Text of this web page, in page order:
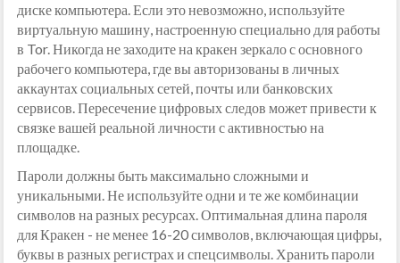
диске компьютера. Если это невозможно, используйте
виртуальную машину, настроенную специально для работы
в Tor. Никогда не заходите на кракен зеркало с основного
рабочего компьютера, где вы авторизованы в личных
аккаунтах социальных сетей, почты или банковских
сервисов. Пересечение цифровых следов может привести к
связке вашей реальной личности с активностью на
площадке.
Пароли должны быть максимально сложными и
уникальными. Не используйте одни и те же комбинации
символов на разных ресурсах. Оптимальная длина пароля
для Кракен - не менее 16-20 символов, включающая цифры,
буквы в разных регистрах и спецсимволы. Хранить пароли